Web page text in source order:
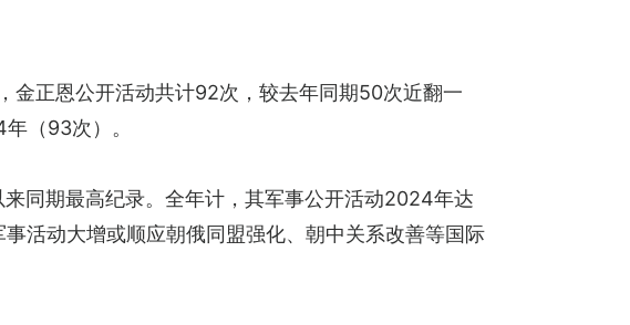
金正恩公开活动共计92次，较去年同期50次近翻一
（93次）。
同期最高纪录。全年计，其军事公开活动2024年达
活动大增或顺应朝俄同盟强化、朝中关系改善等国际